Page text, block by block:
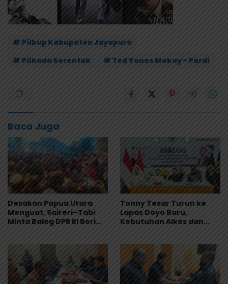
# Pilbup Kabupaten Jayapura
# Pilkada Serentak
# Ted Yones Mokay - Pardi
Baca Juga
Desakan Papua Utara
Menguat, Saireri–Tabi
Minta Baleg DPR RI Beri
Tonny Tesar Turun ke
Lapas Doyo Baru,
Kebutuhan Alkes dan